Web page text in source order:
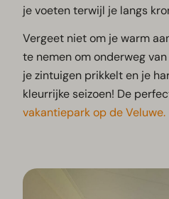
je voeten terwijl je langs
Vergeet niet om je warm
te nemen om onderweg
je zintuigen prikkelt en je
kleurrijke seizoen! De
vakantiepark op de Veluwe.